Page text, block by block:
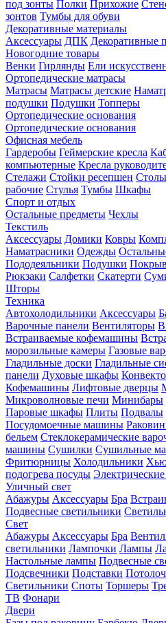
под зонты Полки Прихожие
зонтов Тумбы для обуви
Декоративные материалы
Аксессуары ДПК Декоративные
Новогодние товары
Венки Гирлянды Ели
Ортопедические матрасы
Матрасы Матрасы детские
подушки Подушки Топперы
Ортопедические основания
Ортопедические основания
Офисная мебель
Гардеробы Геймерские кресла
компьютерные Кресла
Стелажи Стойки ресепшен Столы
рабочие Стулья Тумбы Шкафы
Спорт и отдых
Остальные предметы Чехлы
Текстиль
Аксессуары Домики Ковры
Наматрасники Одежды
Пододеяльники Подушки
Рюкзаки Салфетки Скатерти
Шторы
Техника
Автохолодильники Аксессуары
Варочные панели Вентиляторы
Встраиваемые кофемашины
морозильные камеры Газовые
Гладильные доски Гладильные
панели Духовые шкафы
Кофемашины Лифтовые дверцы
Микроволновые печи Минибары
Паровые шкафы Плиты Подвалы
Посудомоечные машины
бельем Стеклокерамические
машины Сушилки Сушильные
Фритюрницы Холодильники
подогрева посуды
Уличный свет
Абажуры Аксессуары Бра
Подвесные светильники
Свет
Абажуры Аксессуары Бра
светильники Лампочки Лампы
Настольные лампы Подвесные
Подсвечники Подставки
Светильники Споты Торшеры
ТВ Фонари
Двери